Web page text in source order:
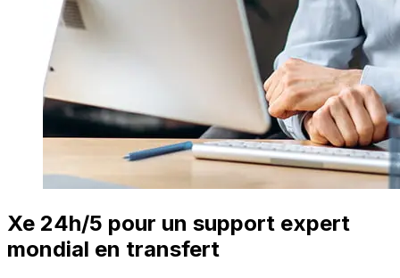
Xe 24h/5 pour un support expert
mondial en transfert